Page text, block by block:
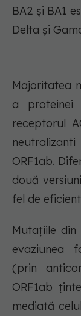
BA2 și BA1
Delta și
Majoritatea
a proteinei
receptorul
ORF1ab.
două
fel de
Mutațiile
evaziunea
(prin
ORF1ab
mediată